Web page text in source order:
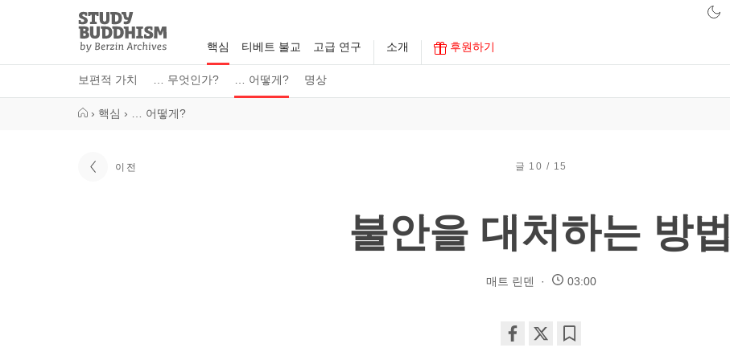
Study
Buddhism
Home
핵심
보편적 가치 … 무엇인가? … 어떻게? 명상
티베트 불교 고급 연구 소개 후원하기
› 핵심 › … 어떻게?
이전 글 10 / 15
불안을 대처하는 방법
매트 린덴 03:00